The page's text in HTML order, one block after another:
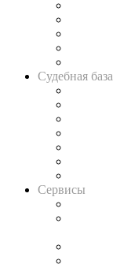
Судебная база
Сервисы